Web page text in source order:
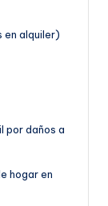
en alquiler)
por daños a
hogar en